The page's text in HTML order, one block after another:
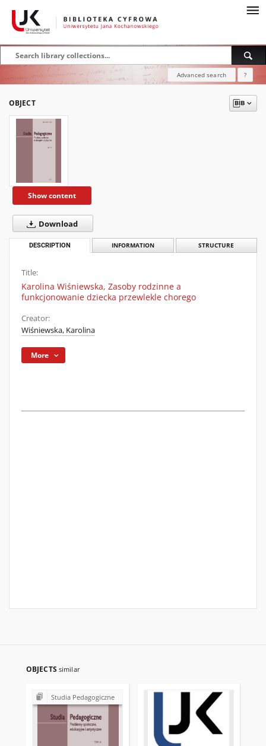
Advanced search ?
OBJECT
Show content
Download
DESCRIPTION INFORMATION STRUCTURE
Title:
Karolina Wiśniewska, Zasoby rodzinne a
funkcjonowanie dziecka przewlekle chorego
Creator:
Wiśniewska, Karolina
More
OBJECTS similar
Studia Pedagogiczne